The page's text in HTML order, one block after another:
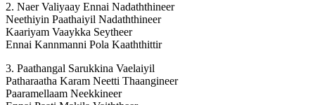
2. Naer Valiyaay Ennai Nadaththineer
Neethiyin Paathaiyil Nadaththineer
Kaariyam Vaaykka Seytheer
Ennai Kannmanni Pola Kaaththittir
3. Paathangal Sarukkina Vaelaiyil
Patharaatha Karam Neetti Thaangineer
Paaramellaam Neekkineer